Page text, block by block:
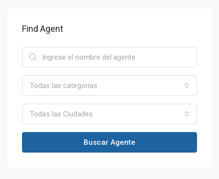
Find Agent
Todas las categorías
Todas las Ciudades
Buscar Agente